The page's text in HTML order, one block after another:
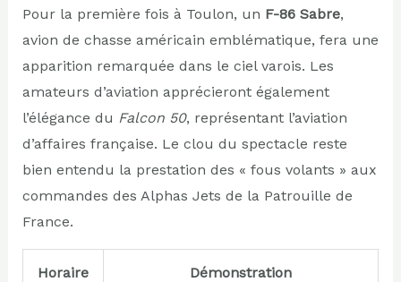
Pour la première fois à Toulon, un F-86 Sabre,
avion de chasse américain emblématique, fera une
apparition remarquée dans le ciel varois. Les
amateurs d’aviation apprécieront également
l’élégance du Falcon 50, représentant l’aviation
d’affaires française. Le clou du spectacle reste
bien entendu la prestation des « fous volants » aux
commandes des Alphas Jets de la Patrouille de
France.
Horaire Démonstration